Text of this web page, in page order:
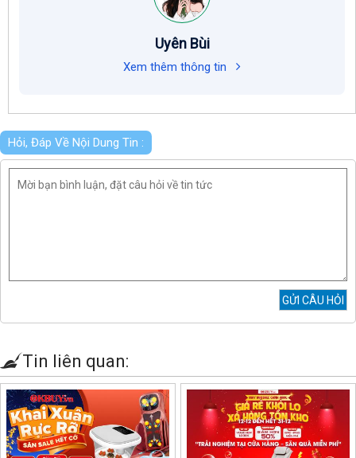
Uyên Bùi
Xem thêm thông tin
Hỏi, Đáp Về Nội Dung Tin :
Tin liên quan: